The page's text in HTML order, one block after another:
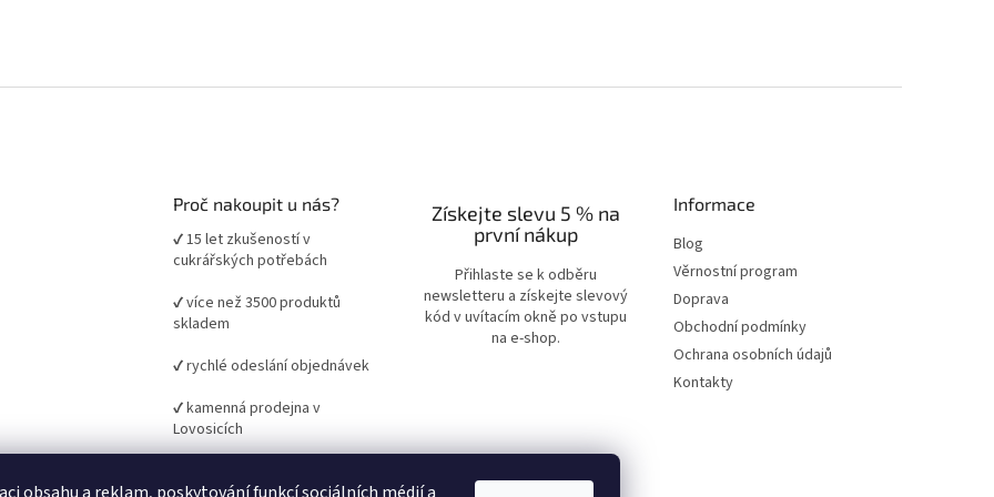
Proč nakoupit u nás?
✔ 15 let zkušeností v
cukrářských potřebách
✔ více než 3500 produktů
skladem
✔ rychlé odeslání objednávek
✔ kamenná prodejna v
Lovosicích
pro domácí i profesionální
Získejte slevu 5 % na
první nákup
Přihlaste se k odběru
newsletteru a získejte slevový
kód v uvítacím okně po vstupu
na e-shop.
Informace
Blog
Věrnostní program
Doprava
Obchodní podmínky
Ochrana osobních údajů
Kontakty